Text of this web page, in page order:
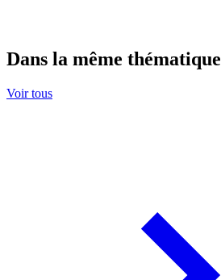
Dans la même thématique
Voir tous